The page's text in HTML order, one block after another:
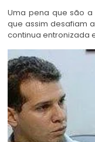
Uma pena que são
que assim desafiam
continua entronizada